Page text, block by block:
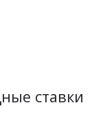
ставки